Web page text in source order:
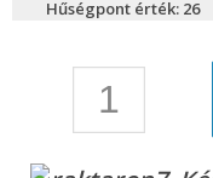
Hűségpont érték: 26